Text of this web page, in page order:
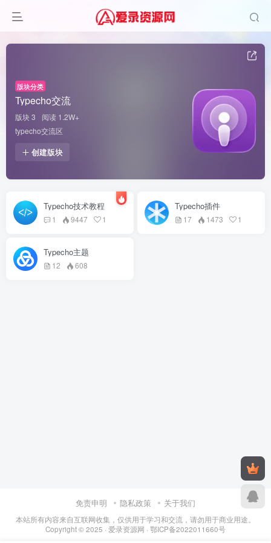
版块分类
Typecho交流
版块 3
阅读 1.2W+
typecho交流区
创建版块
Typecho技术教程
1 9447 1
Typecho插件
17 1473 1
Typecho主题
12 608
免责申明 隐私政策 关于我们
本站所有内容来自互联网收集，仅供用于学习和交流，请勿用于商业用途。
Copyright © 2025 · 爱录资源网 · 鄂ICP备2022011660号